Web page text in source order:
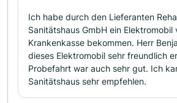
Ich habe durch den Lieferanten
Sanitätshaus GmbH ein Elektromobil
Krankenkasse bekommen. Herr
dieses Elektromobil sehr freundlich
Probefahrt war auch sehr gut. Ich
Sanitätshaus sehr empfehlen.